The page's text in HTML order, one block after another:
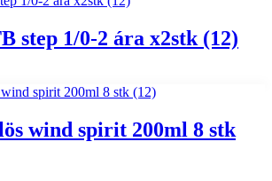
step 1/0-2 ára x2stk (12)
wind spirit 200ml 8 stk